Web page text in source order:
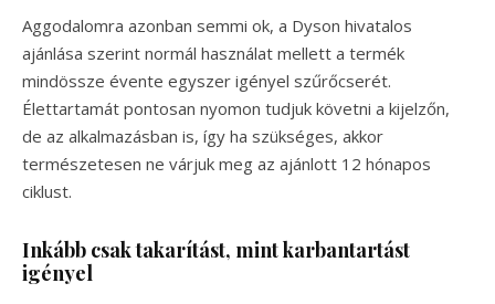
Aggodalomra azonban semmi ok, a Dyson hivatalos
ajánlása szerint normál használat mellett a termék
mindössze évente egyszer igényel szűrőcserét.
Élettartamát pontosan nyomon tudjuk követni a kijelzőn,
de az alkalmazásban is, így ha szükséges, akkor
természetesen ne várjuk meg az ajánlott 12 hónapos
ciklust.
Inkább csak takarítást, mint karbantartást
igényel